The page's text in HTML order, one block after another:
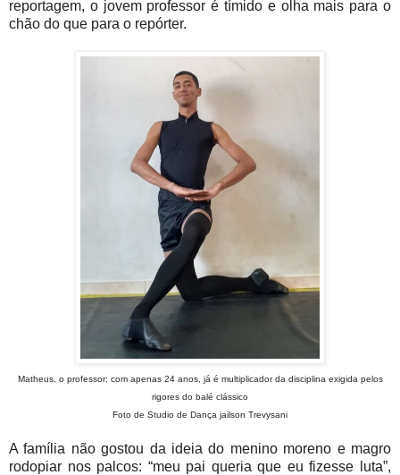
reportagem, o jovem professor é tímido e olha mais para o
chão do que para o repórter.
Matheus, o professor: com apenas 24 anos, já é multiplicador da disciplina exigida pelos
rigores do balé clássico
Foto de Studio de Dança jailson Trevysani
A família não gostou da ideia do menino moreno e magro
rodopiar nos palcos: “meu pai queria que eu fizesse luta”,